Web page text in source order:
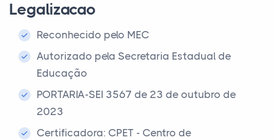
Legalizacao
Reconhecido pelo MEC
Autorizado pela Secretaria Estadual de
Educação
PORTARIA-SEI 3567 de 23 de outubro de
2023
Certificadora: CPET - Centro de